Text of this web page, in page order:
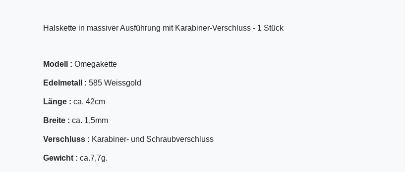
Halskette in massiver Ausführung mit Karabiner-Verschluss - 1 Stück
Modell : Omegakette
Edelmetall : 585 Weissgold
Länge : ca. 42cm
Breite : ca. 1,5mm
Verschluss : Karabiner- und Schraubverschluss
Gewicht : ca.7,7g.